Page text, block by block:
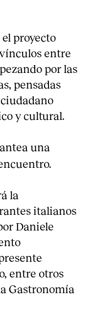
proyecto
entre
por las
pensadas
y cultural.
una
la
italianos
Daniele
entre otros
Gastronomía